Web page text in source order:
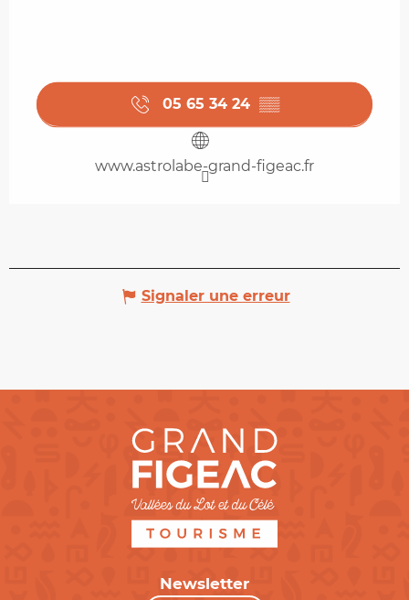
05 65 34 24 ▒▒
www.astrolabe-grand-figeac.fr
Signaler une erreur
Newsletter